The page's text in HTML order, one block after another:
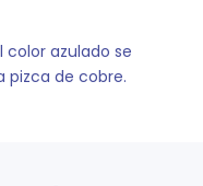
color azulado se
pizca de cobre.